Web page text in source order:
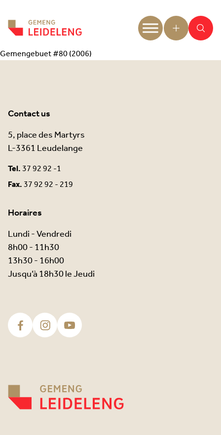
Gemengebuet #80 (2006)
Contact us
5, place des Martyrs
L-3361 Leudelange
Tel.37 92 92 -1
Fax.37 92 92 - 219
Horaires
Lundi - Vendredi
8h00 - 11h30
13h30 - 16h00
Jusqu’à 18h30 le Jeudi